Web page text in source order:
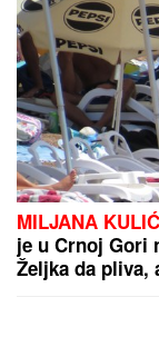
MILJANA
je u Crnoj Gori
Željka da pliva,